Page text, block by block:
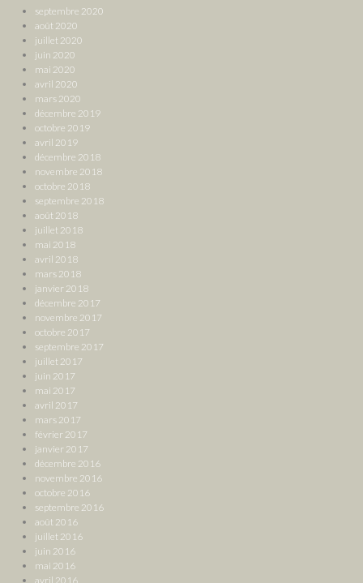
septembre 2020
août 2020
juillet 2020
juin 2020
mai 2020
avril 2020
mars 2020
décembre 2019
octobre 2019
avril 2019
décembre 2018
novembre 2018
octobre 2018
septembre 2018
août 2018
juillet 2018
mai 2018
avril 2018
mars 2018
janvier 2018
décembre 2017
novembre 2017
octobre 2017
septembre 2017
juillet 2017
juin 2017
mai 2017
avril 2017
mars 2017
février 2017
janvier 2017
décembre 2016
novembre 2016
octobre 2016
septembre 2016
août 2016
juillet 2016
juin 2016
mai 2016
avril 2016